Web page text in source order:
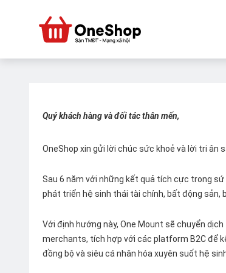
Quý khách hàng và đối tác thân mến,
OneShop xin gửi lời chúc sức khoẻ và lời tri
Sau 6 năm với những kết quả tích cực trong
phát triển hệ sinh thái tài chính, bất động sản,
Với định hướng này, One Mount sẽ chuyển
merchants, tích hợp với các platform B2C để
đồng bộ và siêu cá nhân hóa xuyên suốt hệ